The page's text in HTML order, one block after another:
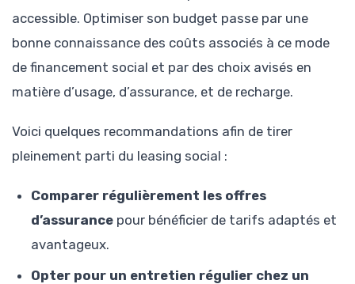
accessible. Optimiser son budget passe par une
bonne connaissance des coûts associés à ce mode
de financement social et par des choix avisés en
matière d’usage, d’assurance, et de recharge.
Voici quelques recommandations afin de tirer
pleinement parti du leasing social :
Comparer régulièrement les offres
d’assurance pour bénéficier de tarifs adaptés et
avantageux.
Opter pour un entretien régulier chez un